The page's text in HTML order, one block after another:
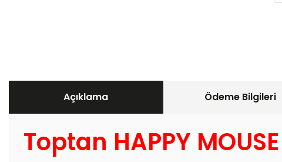
Açıklama Ödeme Bilgileri
Toptan HAPPY